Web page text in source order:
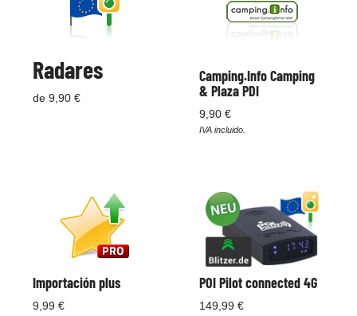
Radares
de 9,90 €
Camping.Info Camping
& Plaza PDI
9,90 €
IVA incluido.
Importación plus
9,99 €
POI Pilot connected 4G
149,99 €